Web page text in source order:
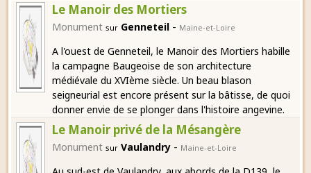
Le Manoir des Mortiers
Monument sur Genneteil - Maine-et-Loire
A l'ouest de Genneteil, le Manoir des Mortiers habille
la campagne Baugeoise de son architecture
médiévale du XVIème siècle. Un beau blason
seigneurial est encore présent sur la bâtisse, de quoi
donner envie de se plonger dans l'histoire angevine.
Le Manoir privé de la Mésangère
Monument sur Vaulandry - Maine-et-Loire